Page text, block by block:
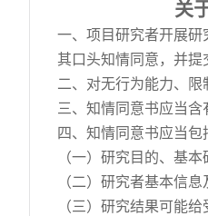
关
一、项目研究者开展
其口头知情同意，并
二、对无行为能力、
三、知情同意书应当
四、知情同意书应当包
（一）研究目的、基
（二）研究者基本信
（三）研究结果可能